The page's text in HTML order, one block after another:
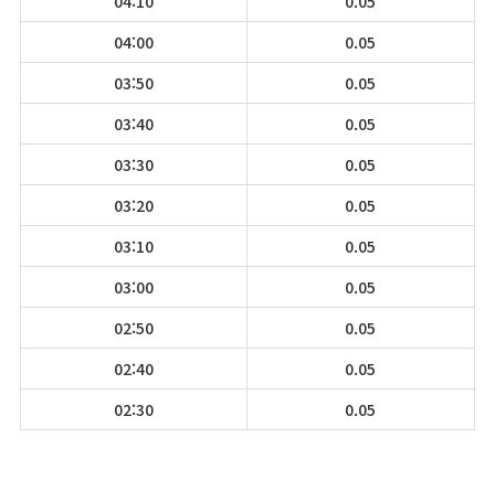
04:00
0.05
03:50
0.05
03:40
0.05
03:30
0.05
03:20
0.05
03:10
0.05
03:00
0.05
02:50
0.05
02:40
0.05
02:30
0.05